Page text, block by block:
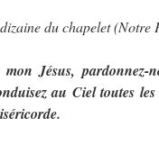
du chapelet
mon Jésus, pardonnez-
au Ciel toutes